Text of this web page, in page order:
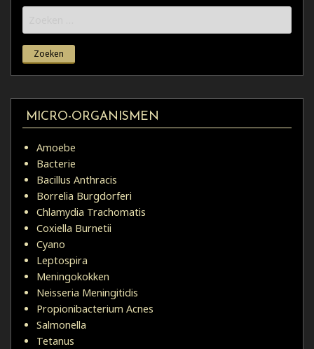
naar:
MICRO-ORGANISMEN
Amoebe
Bacterie
Bacillus Anthracis
Borrelia Burgdorferi
Chlamydia Trachomatis
Coxiella Burnetii
Cyano
Leptospira
Meningokokken
Neisseria Meningitidis
Propionibacterium Acnes
Salmonella
Tetanus